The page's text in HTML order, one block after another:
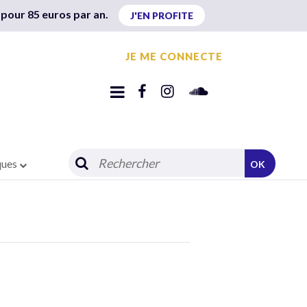
85 euros par an. J'EN PROFITE
JE ME CONNECTE
OK